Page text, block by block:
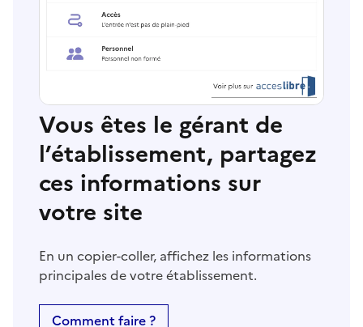
Vous êtes le gérant de
l’établissement, partagez
ces informations sur
votre site
En un copier-coller, affichez les informations
principales de votre établissement.
Comment faire ?